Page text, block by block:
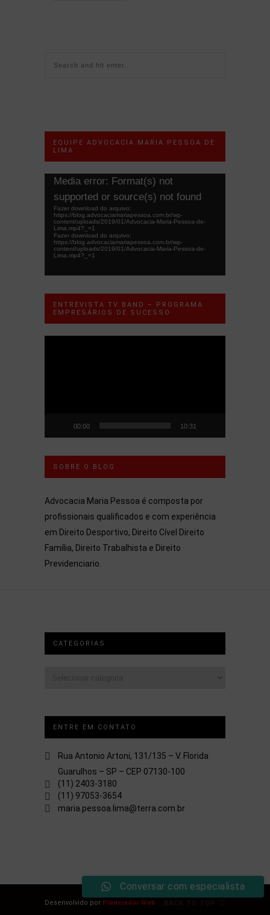
EQUIPE ADVOCACIA MARIA PESSOA DE
LIMA
Tocador
vídeo
Media error: Format(s) not
supported or source(s) not found
Fazer download do arquivo:
https://blog.advocaciamariapessoa.com.br/wp-
content/uploads/2019/01/Advocacia-Maria-Pessoa-de-
Lima.mp4?_=1
Fazer download do arquivo:
https://blog.advocaciamariapessoa.com.br/wp-
content/uploads/2019/01/Advocacia-Maria-Pessoa-de-
Lima.mp4?_=1
ENTREVISTA TV BAND – PROGRAMA
EMPRESÁRIOS DE SUCESSO
00:00 10:31
SOBRE O BLOG
Advocacia Maria Pessoa é composta por
profissionais qualificados e com experiência
em Direito Desportivo, Direito Cível Direito
Família, Direito Trabalhista e Direito
Previdenciario.
CATEGORIAS
ENTRE EM CONTATO
Rua Antonio Artoni, 131/135 – V. Florida
Guarulhos – SP – CEP 07130-100
(11) 2403-3180
(11) 97053-3654
maria.pessoa.lima@terra.com.br
Desenvolvido por Planejador Web
Conversar com especialista